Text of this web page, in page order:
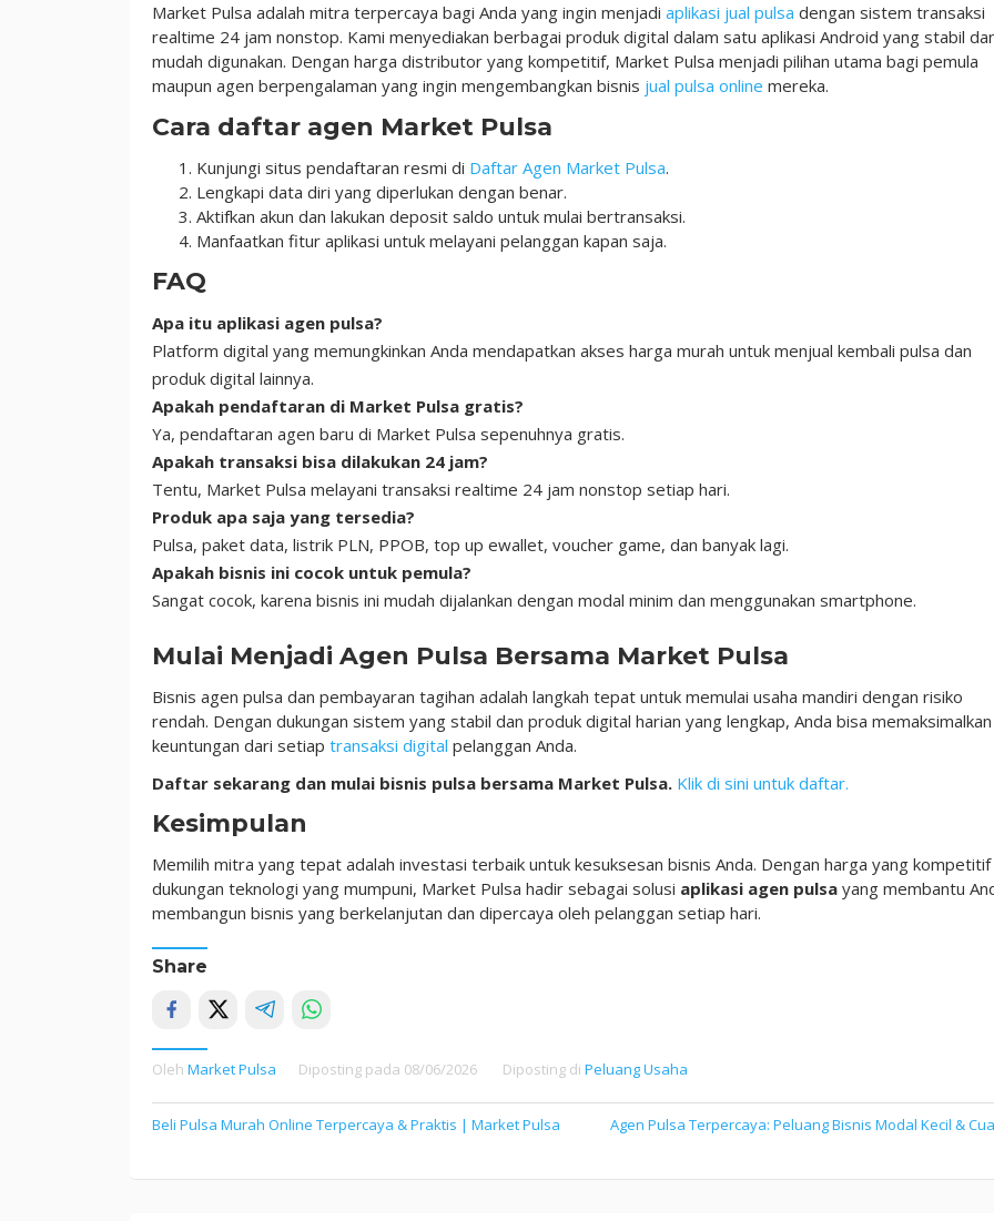
Market Pulsa adalah mitra terpercaya bagi Anda yang ingin menjadi aplikasi jual pulsa dengan sistem transaksi
realtime 24 jam nonstop. Kami menyediakan berbagai produk digital dalam satu aplikasi Android yang stabil
mudah digunakan. Dengan harga distributor yang kompetitif, Market Pulsa menjadi pilihan utama bagi pemula
maupun agen berpengalaman yang ingin mengembangkan bisnis jual pulsa online mereka.
Cara daftar agen Market Pulsa
Kunjungi situs pendaftaran resmi di Daftar Agen Market Pulsa.
Lengkapi data diri yang diperlukan dengan benar.
Aktifkan akun dan lakukan deposit saldo untuk mulai bertransaksi.
Manfaatkan fitur aplikasi untuk melayani pelanggan kapan saja.
FAQ
Apa itu aplikasi agen pulsa?
Platform digital yang memungkinkan Anda mendapatkan akses harga murah untuk menjual kembali pulsa dan
produk digital lainnya.
Apakah pendaftaran di Market Pulsa gratis?
Ya, pendaftaran agen baru di Market Pulsa sepenuhnya gratis.
Apakah transaksi bisa dilakukan 24 jam?
Tentu, Market Pulsa melayani transaksi realtime 24 jam nonstop setiap hari.
Produk apa saja yang tersedia?
Pulsa, paket data, listrik PLN, PPOB, top up ewallet, voucher game, dan banyak lagi.
Apakah bisnis ini cocok untuk pemula?
Sangat cocok, karena bisnis ini mudah dijalankan dengan modal minim dan menggunakan smartphone.
Mulai Menjadi Agen Pulsa Bersama Market Pulsa
Bisnis agen pulsa dan pembayaran tagihan adalah langkah tepat untuk memulai usaha mandiri dengan risiko
rendah. Dengan dukungan sistem yang stabil dan produk digital harian yang lengkap, Anda bisa memaksimalkan
keuntungan dari setiap transaksi digital pelanggan Anda.
Daftar sekarang dan mulai bisnis pulsa bersama Market Pulsa. Klik di sini untuk daftar.
Kesimpulan
Memilih mitra yang tepat adalah investasi terbaik untuk kesuksesan bisnis Anda. Dengan harga yang kompetitif
dukungan teknologi yang mumpuni, Market Pulsa hadir sebagai solusi aplikasi agen pulsa yang membantu
membangun bisnis yang berkelanjutan dan dipercaya oleh pelanggan setiap hari.
Share
Oleh Market Pulsa Diposting pada 08/06/2026 Diposting di Peluang Usaha
Navigasi
Beli Pulsa Murah Online Terpercaya & Praktis | Market Pulsa Agen Pulsa Terpercaya: Peluang Bisnis Modal Kecil &